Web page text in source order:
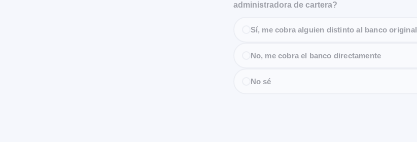
administradora de cartera?
Sí, me cobra alguien distinto al banco original
No, me cobra el banco directamente
No sé